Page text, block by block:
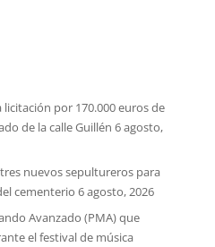
por 170.000 euros de
de la calle Guillén 6 agosto,
nuevos sepultureros para
cementerio 6 agosto, 2026
Avanzado (PMA) que
el festival de música